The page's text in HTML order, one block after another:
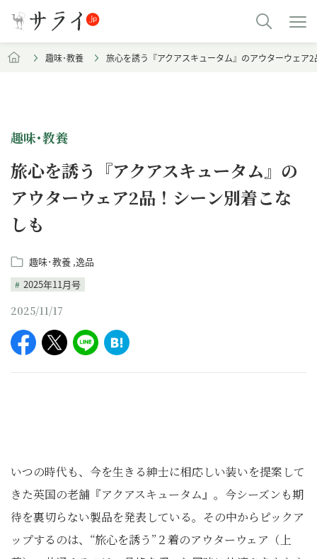
趣味･教養 旅心を誘う『アクアスキュータム』のアウターウェア
趣味･教養
旅心を誘う『アクアスキュータム』の
アウターウェア2品！シーン別着こな
しも
趣味･教養 逸品
2025年11月号
2025/11/17
いつの時代も、今を生きる紳士に相応しい装いを提案して
きた英国の老舗『アクアスキュータム』。今シーズンも期
待を裏切らない製品を発表している。その中からピックア
ップするのは、“旅心を誘う”２着のアウターウェア（上